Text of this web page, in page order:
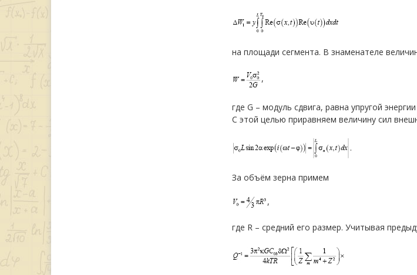
на площади сегмента. В знаменателе
,
где G – модуль сдвига, равна упругой
С этой целью приравняем величину сил
.
За объём зерна примем
,
где R – средний его размер. Учитывая